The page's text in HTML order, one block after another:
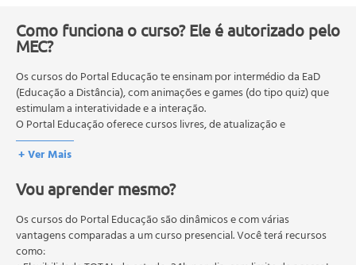
Sinais Cardeais da Inflamação
Sumário dos Mediadores Químicos da Inflamação
Inflamação Crônica
Granulomas
Regeneração
Tumores
Tumores Benignos
Tumores Malignos
Teorias da Cancerização das Células
Vírus do Papiloma Humano
Diferença entre Tumores Malignos e Benignos
Conceitos Básicos de Biologia Celular
Como funciona o curso? Ele é autorizado pelo
MEC?
Os cursos do Portal Educação te ensinam por intermédio da EaD
(Educação a Distância), com animações e games (do tipo quiz) que
estimulam a interatividade e a interação.
O Portal Educação oferece cursos livres, de atualização e
qualificação profissional. São destinados a proporcionar ao
profissional conhecimentos que permitam o desenvolvimento de
O MEC (Ministério da Educação), trata da política nacional de
educação em geral, mas autoriza apenas cursos de graduação e
pós-graduação. Os cursos técnicos e profissionalizantes são
autorizados pelas Secretarias Estaduais de Educação.
+ Ver Mais
Vou aprender mesmo?
Os cursos do Portal Educação são dinâmicos e com várias
vantagens comparadas a um curso presencial. Você terá recursos
como: